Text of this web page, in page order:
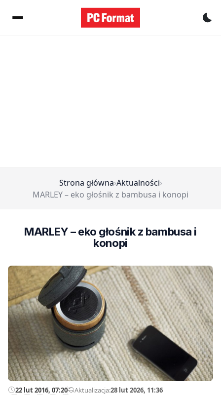
Strona główna›Aktualności›
MARLEY – eko głośnik z bambusa i konopi
MARLEY – eko głośnik z bambusa i
konopi
22 lut 2016, 07:20—Aktualizacja:28 lut 2026, 11:36